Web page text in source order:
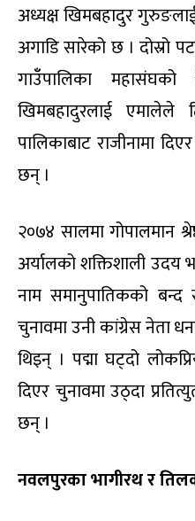
अध्यक्ष खिमबहादुर
अगाडि सारेको छ । दोस्रो
गाउँँपालिका
खिमबहादुरलाई
पालिकाबाट राजीनामा
छन् ।
२०७४ सालमा गोपालमान
अर्यालको शक्तिशाली उदय
नाम समानुपातिकको
चुनावमा उनी कांग्रेस नेता
थिइन् । पद्मा घट्दो
दिएर चुनावमा उठ्दा
छन् ।
नवलपुरका भागीरथ र